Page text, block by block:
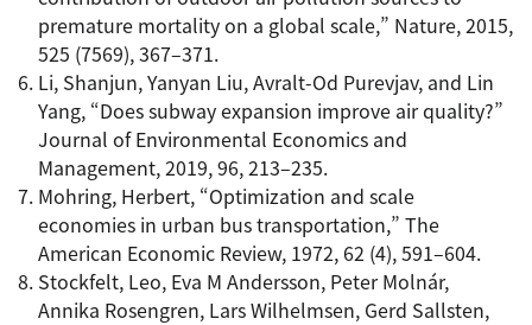
premature mortality on a global scale,” Nature, 2015,
525 (7569), 367–371.
Li, Shanjun, Yanyan Liu, Avralt-Od Purevjav, and Lin
Yang, “Does subway expansion improve air quality?”
Journal of Environmental Economics and
Management, 2019, 96, 213–235.
Mohring, Herbert, “Optimization and scale
economies in urban bus transportation,” The
American Economic Review, 1972, 62 (4), 591–604.
Stockfelt, Leo, Eva M Andersson, Peter Molnár,
Annika Rosengren, Lars Wilhelmsen, Gerd Sallsten,